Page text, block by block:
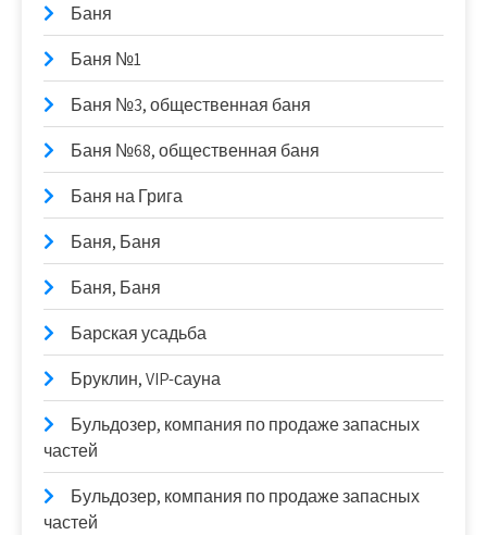
Баня
Баня №1
Баня №3, общественная баня
Баня №68, общественная баня
Баня на Грига
Баня, Баня
Баня, Баня
Барская усадьба
Бруклин, VIP-сауна
Бульдозер, компания по продаже запасных
частей
Бульдозер, компания по продаже запасных
частей